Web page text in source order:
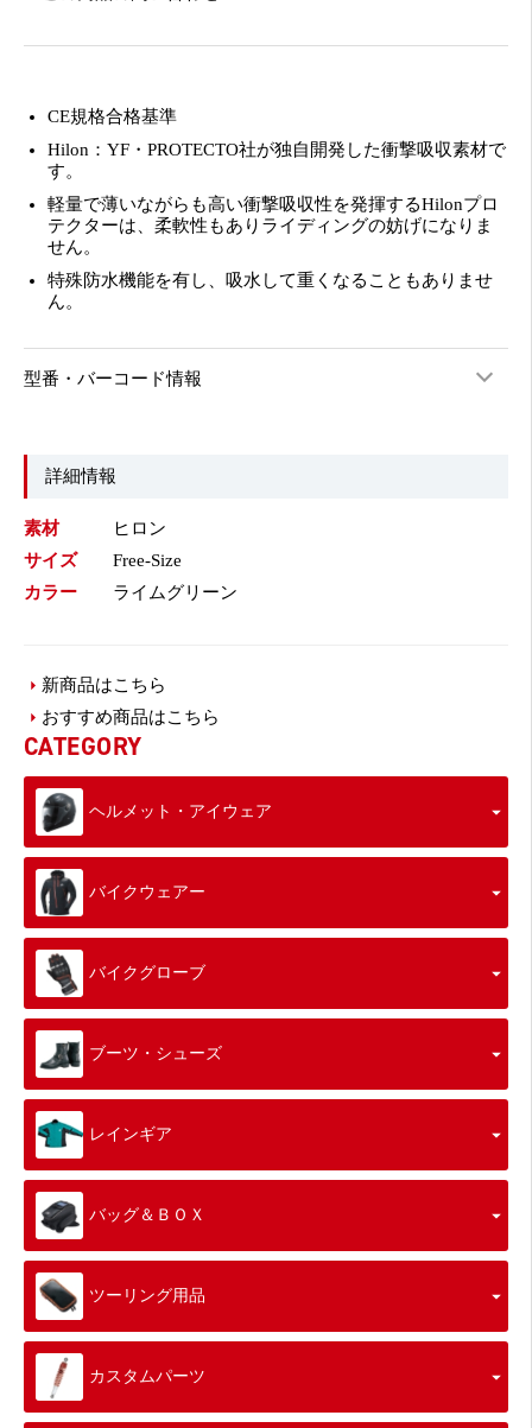
CE規格合格基準
Hilon：YF・PROTECTO社が独自開発した衝撃吸収素材で
す。
軽量で薄いながらも高い衝撃吸収性を発揮するHilonプロ
テクターは、柔軟性もありライディングの妨げになりま
せん。
特殊防水機能を有し、吸水して重くなることもありませ
ん。
型番・バーコード情報
詳細情報
素材
ヒロン
サイズ
Free-Size
カラー
ライムグリーン
新商品はこちら
おすすめ商品はこちら
CATEGORY
ヘルメット・アイウェア
バイクウェアー
バイクグローブ
ブーツ・シューズ
レインギア
バッグ＆ＢＯＸ
ツーリング用品
カスタムパーツ